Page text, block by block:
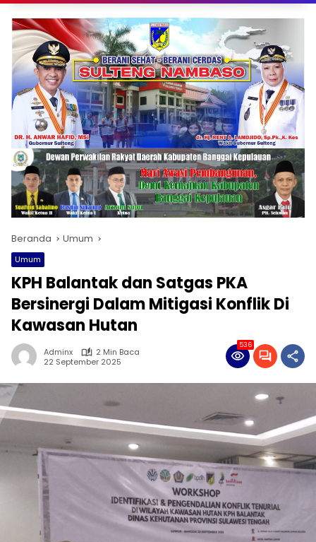
Beranda Umum
Umum
KPH Balantak dan Satgas PKA
Bersinergi Dalam Mitigasi Konflik Di
Kawasan Hutan
Adminx
2 Min Baca
22 September 2025
536